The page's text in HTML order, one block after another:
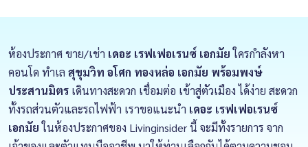
ห้องประกาศ ขาย/เช่า เดอะ เรฟเฟอเรนซ์ เอกมัยใครกำลังหา
คอนโด ทำเล สุขุมวิท อโศก ทองหล่อ เอกมัย พร้อมพงษ์
ประสานมิตร เดินทางสะดวก เชื่อมต่อ เข้าสู่ตัวเมือง ได้ง่าย สะดวก
ทั้งรถส่วนตัวและรถไฟฟ้า เราขอแนะนำ เดอะ เรฟเฟอเรนซ์
เอกมัยในห้องประกาศของ Livinginsider นี้ จะมีทั้งรายการ จาก